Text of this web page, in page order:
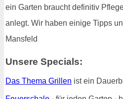
ein Garten braucht definitiv
anlegt. Wir haben einige Tipps
Mansfeld
Unsere Specials:
Das Thema Grillen ist ein